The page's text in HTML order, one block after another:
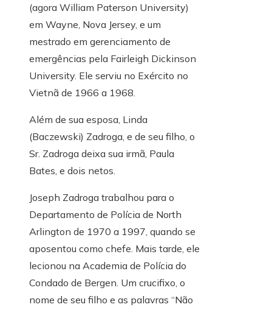
(agora William Paterson University)
em Wayne, Nova Jersey, e um
mestrado em gerenciamento de
emergências pela Fairleigh Dickinson
University. Ele serviu no Exército no
Vietnã de 1966 a 1968.
Além de sua esposa, Linda
(Baczewski) Zadroga, e de seu filho, o
Sr. Zadroga deixa sua irmã, Paula
Bates, e dois netos.
Joseph Zadroga trabalhou para o
Departamento de Polícia de North
Arlington de 1970 a 1997, quando se
aposentou como chefe. Mais tarde, ele
lecionou na Academia de Polícia do
Condado de Bergen. Um crucifixo, o
nome de seu filho e as palavras “Não